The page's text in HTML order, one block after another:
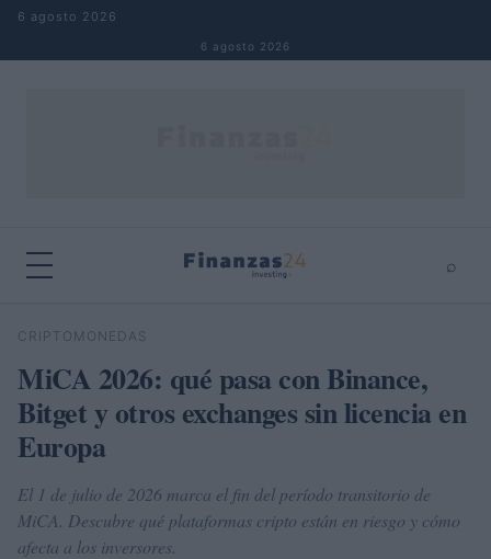
Saltar al contenido
6 agosto 2026
6 agosto 2026
⌕
Buscar
CRIPTOMONEDAS
MiCA 2026: qué pasa con Binance,
Bitget y otros exchanges sin licencia en
Europa
El 1 de julio de 2026 marca el fin del período transitorio de
MiCA. Descubre qué plataformas cripto están en riesgo y cómo
afecta a los inversores.